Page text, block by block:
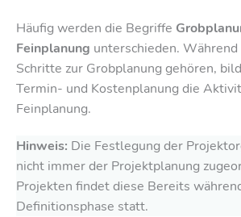
Häufig werden die Begriffe
Feinplanung unterschieden.
Schritte zur Grobplanung gehören,
Termin- und Kostenplanung die
Feinplanung.
Hinweis: Die Festlegung der
nicht immer der Projektplanung
Projekten findet diese Bereits
Definitionsphase statt.